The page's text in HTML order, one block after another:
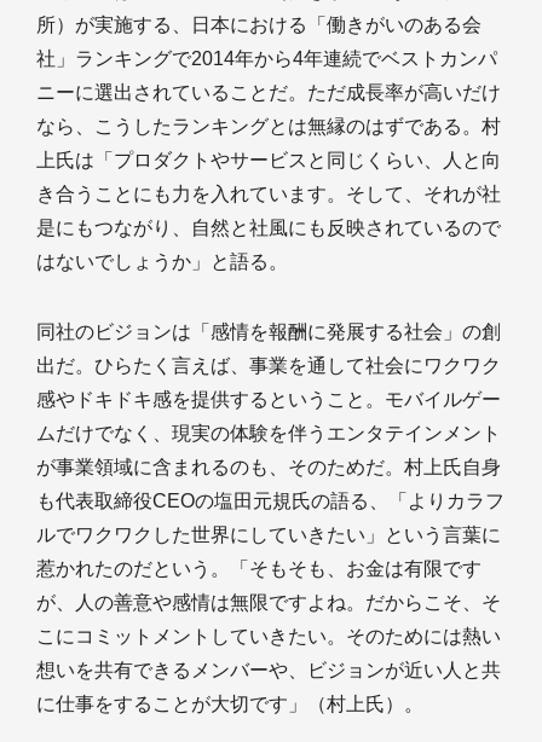
所）が実施する、日本における「働きがいのある会
社」ランキングで2014年から4年連続でベストカンパ
ニーに選出されていることだ。ただ成長率が高いだけ
なら、こうしたランキングとは無縁のはずである。村
上氏は「プロダクトやサービスと同じくらい、人と向
き合うことにも力を入れています。そして、それが社
是にもつながり、自然と社風にも反映されているので
はないでしょうか」と語る。
同社のビジョンは「感情を報酬に発展する社会」の創
出だ。ひらたく言えば、事業を通して社会にワクワク
感やドキドキ感を提供するということ。モバイルゲー
ムだけでなく、現実の体験を伴うエンタテインメント
が事業領域に含まれるのも、そのためだ。村上氏自身
も代表取締役CEOの塩田元規氏の語る、「よりカラフ
ルでワクワクした世界にしていきたい」という言葉に
惹かれたのだという。「そもそも、お金は有限です
が、人の善意や感情は無限ですよね。だからこそ、そ
こにコミットメントしていきたい。そのためには熱い
想いを共有できるメンバーや、ビジョンが近い人と共
に仕事をすることが大切です」（村上氏）。